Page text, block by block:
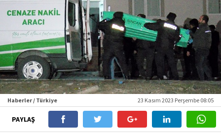
Haberler / Türkiye 23 Kasım 2023 Perşembe 08:05
PAYLAŞ